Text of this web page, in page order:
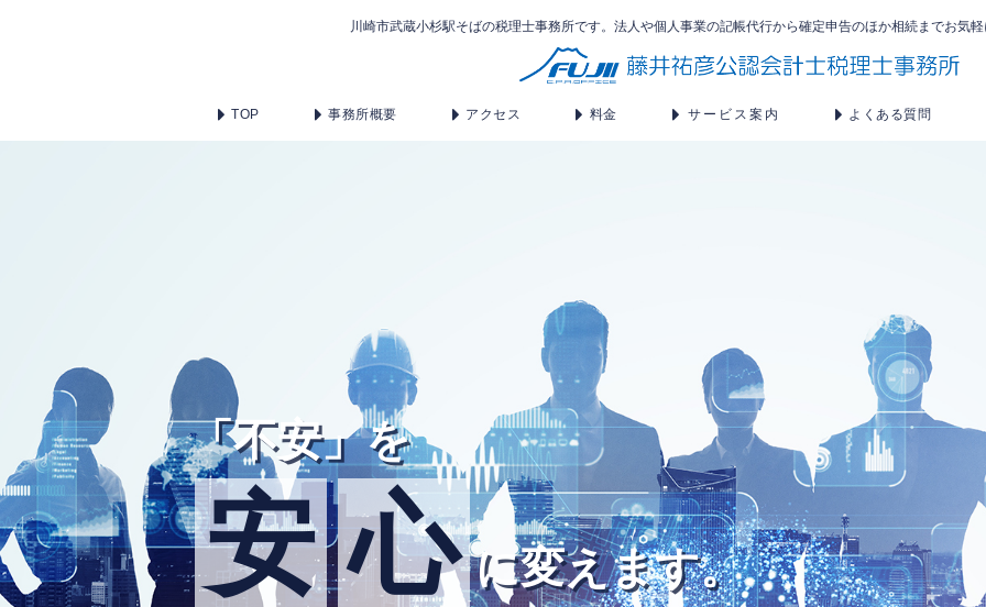
川崎市武蔵小杉駅そばの税理士事務所です。法人や個人事業の記帳代行から確定申告のほか相続までお気
TOP 事務所概要 アクセス 料金 サービス案内 よくある質問
「不安」を
安 心 に変えます。